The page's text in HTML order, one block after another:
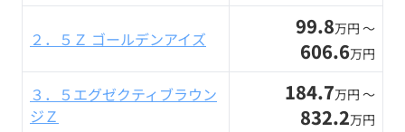
２．５Ｚ ゴールデンアイズ 99.8万円 〜
606.6万円
３．５エグゼクティブラウン
ジＺ
184.7万円 〜
832.2万円